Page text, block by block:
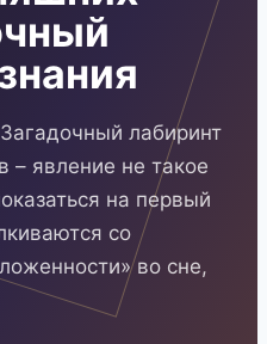
лабиринт
– явление не такое
на первый
со
во сне,